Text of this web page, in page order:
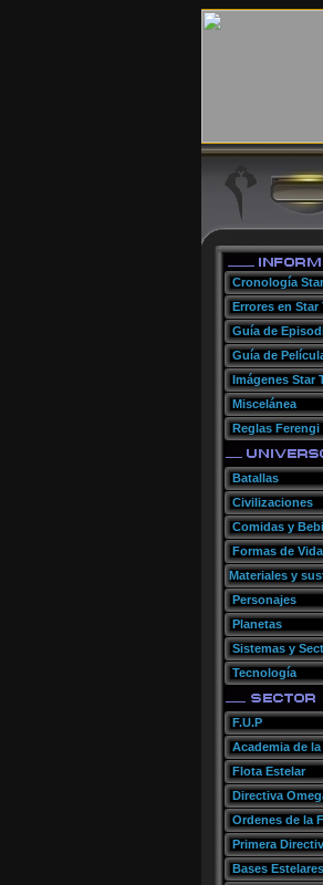
Cronología
Errores en Star
Guía de
Guía de
Imágenes Star
Miscelánea
Reglas Ferengi
Batallas
Civilizaciones
Comidas y
Formas de Vida
Materiales y
Personajes
Planetas
Sistemas y
Tecnología
F.U.P
Academia de
Flota Estelar
Directiva
Ordenes de la
Primera
Bases Estelares